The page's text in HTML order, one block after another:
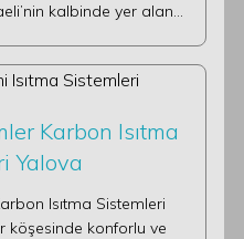
kalbinde yer alan…
Karbon Isıtma
Yalova
Isıtma Sistemleri
köşesinde konforlu ve